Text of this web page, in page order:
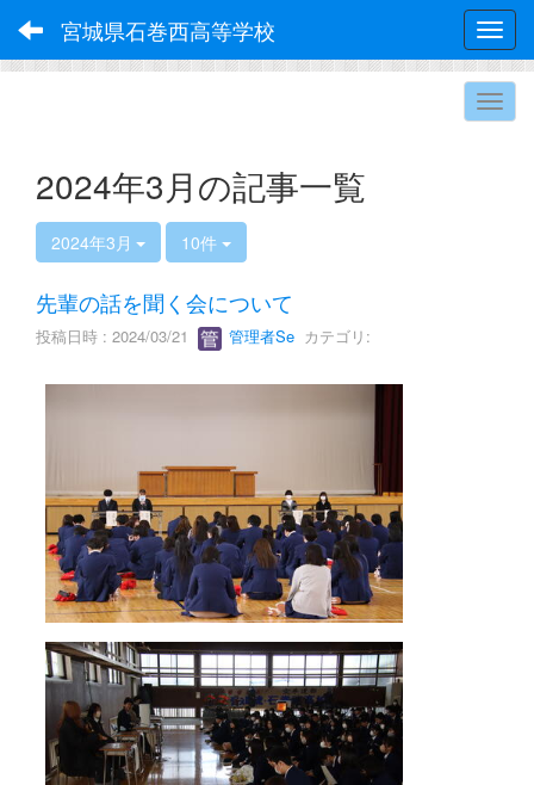
宮城県石巻西高等学校
2024年3月の記事一覧
2024年3月 10件
先輩の話を聞く会について
投稿日時 : 2024/03/21 管理者Se カテゴリ: